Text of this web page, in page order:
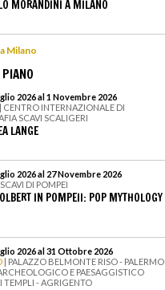
MORANDINI A MILANO
Milano
2026 al 1 Novembre 2026
| CENTRO INTERNAZIONALE DI
SCAVI SCALIGERI
LANGE
2026 al 27 Novembre 2026
DI POMPEI
IN POMPEII: POP MYTHOLOGY
2026 al 31 Ottobre 2026
| PALAZZO BELMONTE RISO - PALERMO
E PAESAGGISTICO
TEMPLI - AGRIGENTO